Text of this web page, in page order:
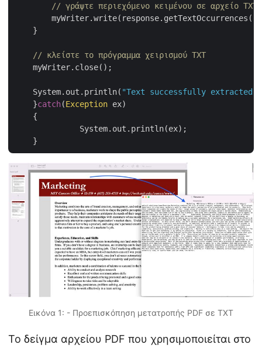
// γράψτε περιεχόμενο κειμένου σε αρχείο TXT
    }
// κλείστε το πρόγραμμα χειρισμού TXT
    myWriter.close();
    System.out.println(
"Text successfully extracted
    }
catch(Exception ex)
    {
Εικόνα 1: - Προεπισκόπηση μετατροπής PDF σε TXT
Το δείγμα αρχείου PDF που χρησιμοποιείται στο